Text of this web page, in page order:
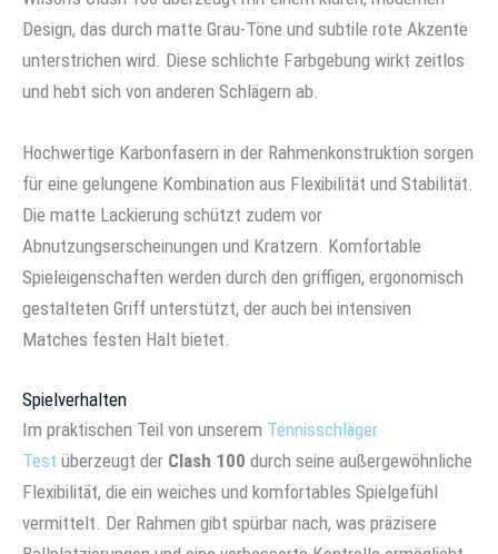
Design, das durch matte Grau-Töne und subtile rote Akzente
unterstrichen wird. Diese schlichte Farbgebung wirkt zeitlos
und hebt sich von anderen Schlägern ab.
Hochwertige Karbonfasern in der Rahmenkonstruktion sorgen
für eine gelungene Kombination aus Flexibilität und Stabilität.
Die matte Lackierung schützt zudem vor
Abnutzungserscheinungen und Kratzern. Komfortable
Spieleigenschaften werden durch den griffigen, ergonomisch
gestalteten Griff unterstützt, der auch bei intensiven
Matches festen Halt bietet.
Spielverhalten
Im praktischen Teil von unserem Tennisschläger
Test überzeugt der Clash 100 durch seine außergewöhnliche
Flexibilität, die ein weiches und komfortables Spielgefühl
vermittelt. Der Rahmen gibt spürbar nach, was präzisere